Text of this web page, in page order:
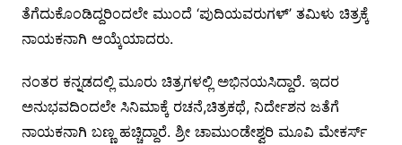
ತೆಗೆದುಕೊಂಡಿದ್ದರಿಂದಲೇ ಮುಂದೆ ‘ಪುದಿಯವರುಗಳ್’ ತಮಿಳು ಚಿತ್ರಕ್ಕೆ
ನಾಯಕನಾಗಿ ಆಯ್ಕೆಯಾದರು.
ನಂತರ ಕನ್ನಡದಲ್ಲಿ ಮೂರು ಚಿತ್ರಗಳಲ್ಲಿ ಅಭಿನಯಸಿದ್ದಾರೆ. ಇದರ
ಅನುಭವದಿಂದಲೇ ಸಿನಿಮಾಕ್ಕೆ ರಚನೆ,ಚಿತ್ರಕಥೆ, ನಿರ್ದೇಶನ ಜತೆಗೆ
ನಾಯಕನಾಗಿ ಬಣ್ಣ ಹಚ್ಚಿದ್ದಾರೆ. ಶ್ರೀ ಚಾಮುಂಡೇಶ್ವರಿ ಮೂವಿ ಮೇಕರ್ಸ್